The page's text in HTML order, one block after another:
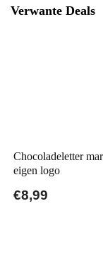
Verwante Deals
Chocoladeletter
eigen logo
€8,99